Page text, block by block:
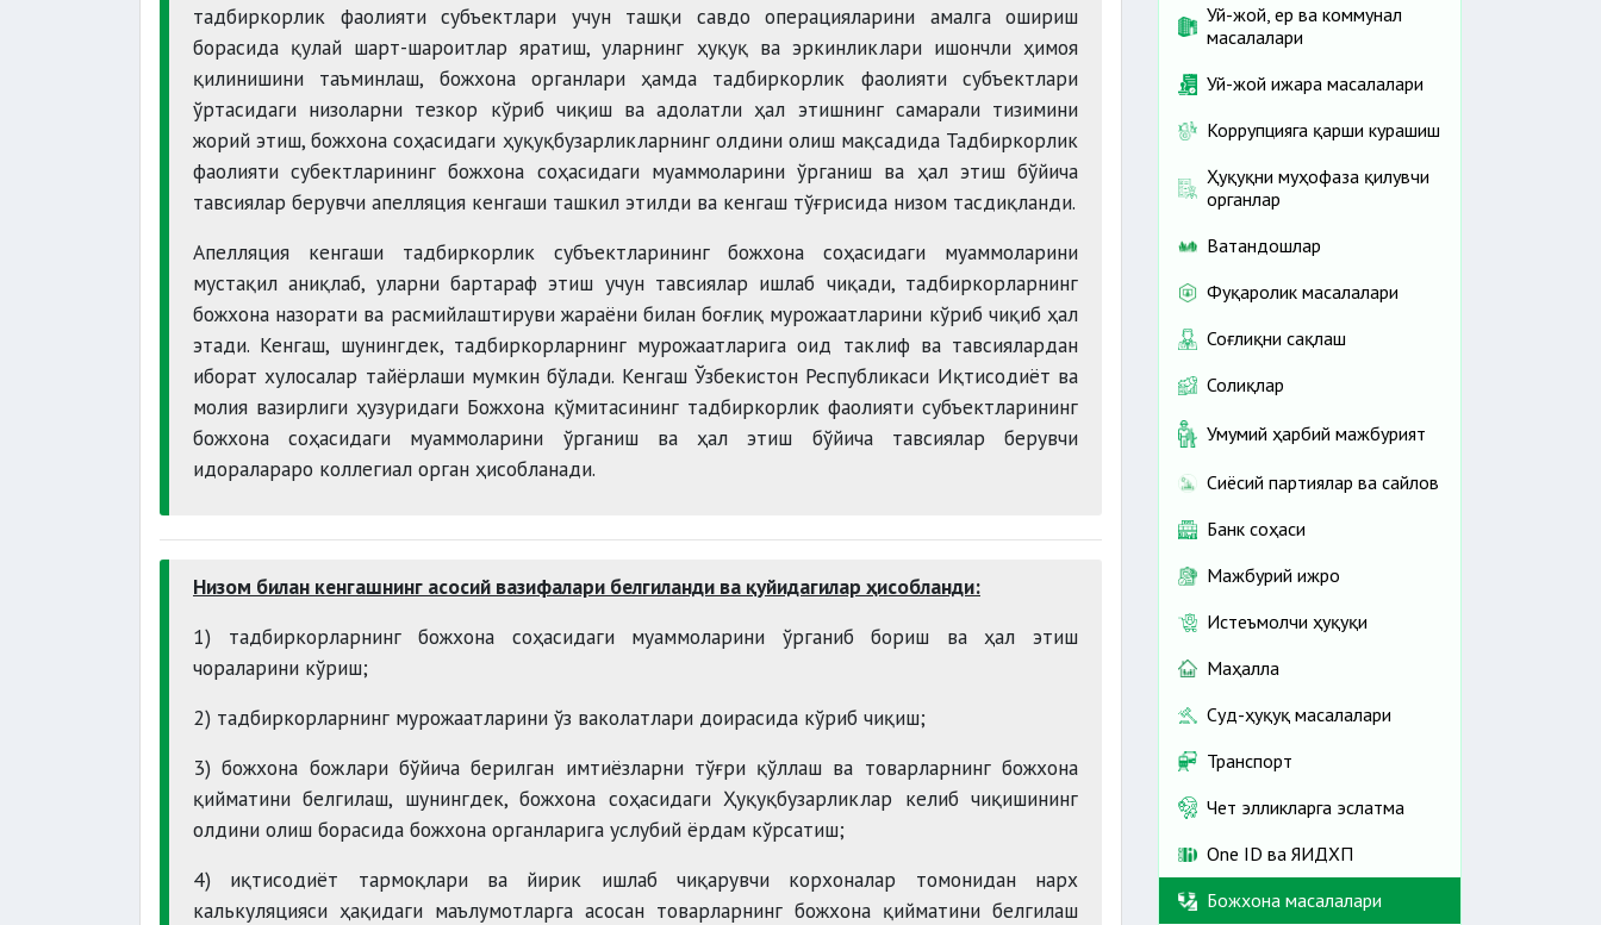
тадбиркорлик фаолияти субъектлари учун ташқи савдо операцияларини амалга ошириш
борасида қулай шарт-шароитлар яратиш, уларнинг ҳуқуқ ва эркинликлари ишончли ҳимоя
қилинишини таъминлаш, божхона органлари ҳамда тадбиркорлик фаолияти субъектлари
ўртасидаги низоларни тезкор кўриб чиқиш ва адолатли ҳал этишнинг самарали тизимини
жорий этиш, божхона соҳасидаги ҳуқуқбузарликларнинг олдини олиш мақсадида Тадбиркорлик
фаолияти субектларининг божхона соҳасидаги муаммоларини ўрганиш ва ҳал этиш бўйича
тавсиялар берувчи апелляция кенгаши ташкил этилди ва кенгаш тўғрисида низом тасдиқланди.
Апелляция кенгаши тадбиркорлик субъектларининг божхона соҳасидаги муаммоларини
мустақил аниқлаб, уларни бартараф этиш учун тавсиялар ишлаб чиқади, тадбиркорларнинг
божхона назорати ва расмийлаштируви жараёни билан боғлиқ мурожаатларини кўриб чиқиб ҳал
этади. Кенгаш, шунингдек, тадбиркорларнинг мурожаатларига оид таклиф ва тавсиялардан
иборат хулосалар тайёрлаши мумкин бўлади. Кенгаш Ўзбекистон Республикаси Иқтисодиёт ва
молия вазирлиги ҳузуридаги Божхона қўмитасининг тадбиркорлик фаолияти субъектларининг
божхона соҳасидаги муаммоларини ўрганиш ва ҳал этиш бўйича тавсиялар берувчи
идоралараро коллегиал орган ҳисобланади.
Низом билан кенгашнинг асосий вазифалари белгиланди ва қуйидагилар ҳисобланди:
1) тадбиркорларнинг божхона соҳасидаги муаммоларини ўрганиб бориш ва ҳал этиш
чораларини кўриш;
2) тадбиркорларнинг мурожаатларини ўз ваколатлари доирасида кўриб чиқиш;
3) божхона божлари бўйича берилган имтиёзларни тўғри қўллаш ва товарларнинг божхона
қийматини белгилаш, шунингдек, божхона соҳасидаги Ҳуқуқбузарликлар келиб чиқишининг
олдини олиш борасида божхона органларига услубий ёрдам кўрсатиш;
4) иқтисодиёт тармоқлари ва йирик ишлаб чиқарувчи корхоналар томонидан нарх
калькуляцияси ҳақидаги маълумотларга асосан товарларнинг божхона қийматини белгилаш
Уй-жой, ер ва коммунал
масалалари
Уй-жой ижара масалалари
Коррупцияга қарши курашиш
Ҳуқуқни муҳофаза қилувчи
органлар
Ватандошлар
Фуқаролик масалалари
Соғлиқни сақлаш
Солиқлар
Умумий ҳарбий мажбурият
Сиёсий партиялар ва сайлов
Банк соҳаси
Мажбурий ижро
Истеъмолчи ҳуқуқи
Маҳалла
Суд-ҳуқуқ масалалари
Транспорт
Чет элликларга эслатма
One ID ва ЯИДХП
Божхона масалалари